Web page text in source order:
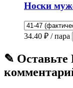
Носки
34.40 ₽ / пара
✎ Оставьте